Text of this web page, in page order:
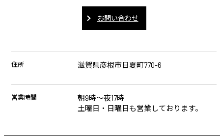
お問い合わせ
住所 滋賀県彦根市日夏町770-6
営業時間
朝9時～夜17時
土曜日・日曜日も営業しております。